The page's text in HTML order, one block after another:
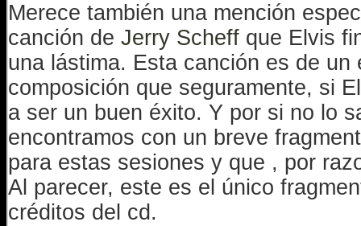
Merece también una mención
canción de Jerry Scheff que Elvis
una lástima. Esta canción es de
composición que seguramente, si
a ser un buen éxito. Y por si no lo
encontramos con un breve
para estas sesiones y que , por
Al parecer, este es el único
créditos del cd.